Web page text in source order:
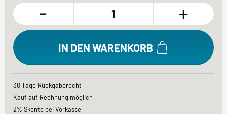
- +
IN DEN WARENKORB
30 Tage Rückgaberecht
Kauf auf Rechnung möglich
2% Skonto bei Vorkasse